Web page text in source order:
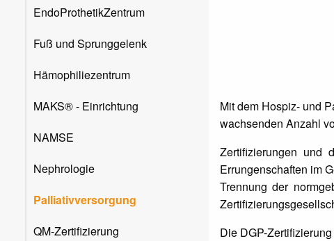
EndoProthetikZentrum
Fuß und Sprunggelenk
Hämophiliezentrum
MAKS® - Einrichtung
NAMSE
Nephrologie
Palliativversorgung
QM-Zertifizierung
Mit dem Hospiz- und
wachsenden Anzahl
Zertifizierungen und
Errungenschaften im
Trennung der
Die DGP-